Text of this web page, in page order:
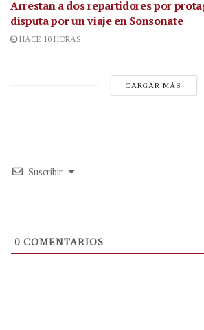
Arrestan a dos repartidores por
disputa por un viaje en Sonsonate
HACE 10 HORAS
CARGAR MÁS
Suscribir
0 COMENTARIOS